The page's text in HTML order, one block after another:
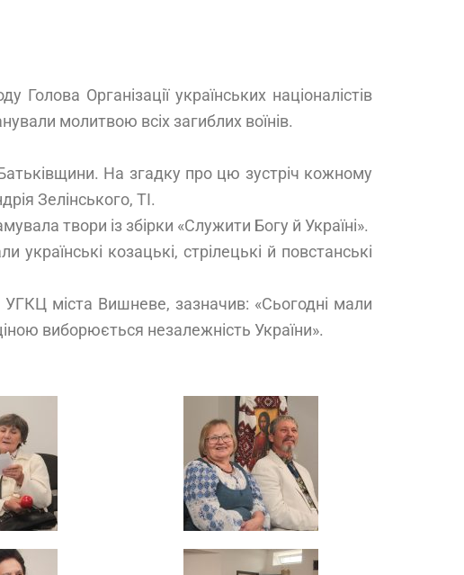
Організації українських націоналістів
молитвою всіх загиблих воїнів.
На згадку про цю зустріч кожному
Зелінського, ТІ.
твори із збірки «Служити Богу й Україні».
козацькі, стрілецькі й повстанські
міста Вишневе, зазначив: «Сьогодні мали
виборюється незалежність України».